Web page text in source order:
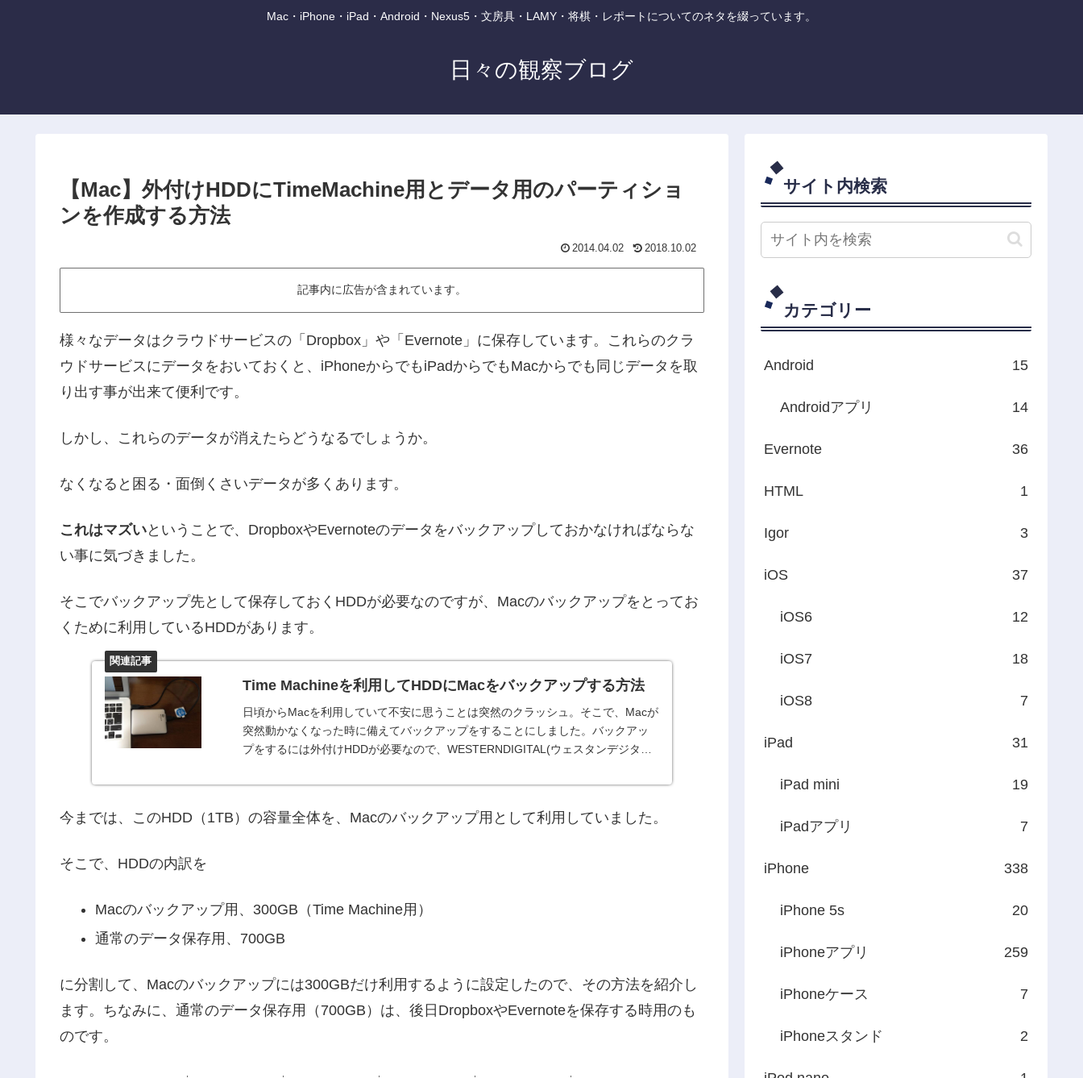
Mac・iPhone・iPad・Android・Nexus5・文房具・LAMY・将棋・レポートについてのネタを綴っています。
日々の観察ブログ
【Mac】外付けHDDにTimeMachine用とデータ用のパーティショ
ンを作成する方法
2014.04.02 2018.10.02
記事内に広告が含まれています。
様々なデータはクラウドサービスの「Dropbox」や「Evernote」に保存しています。これらのクラ
ウドサービスにデータをおいておくと、iPhoneからでもiPadからでもMacからでも同じデータを取
り出す事が出来て便利です。
しかし、これらのデータが消えたらどうなるでしょうか。
なくなると困る・面倒くさいデータが多くあります。
これはマズいということで、DropboxやEvernoteのデータをバックアップしておかなければならな
い事に気づきました。
そこでバックアップ先として保存しておくHDDが必要なのですが、Macのバックアップをとってお
くために利用しているHDDがあります。
Time Machineを利用してHDDにMacをバックアップする方法
日頃からMacを利用していて不安に思うことは突然のクラッシュ。そこで、Macが
突然動かなくなった時に備えてバックアップをすることにしました。バックアッ
プをするには外付けHDDが必要なので、WESTERNDIGITAL(ウェスタンデジタル)
今までは、このHDD（1TB）の容量全体を、Macのバックアップ用として利用していました。
そこで、HDDの内訳を
Macのバックアップ用、300GB（Time Machine用）
通常のデータ保存用、700GB
に分割して、Macのバックアップには300GBだけ利用するように設定したので、その方法を紹介し
ます。ちなみに、通常のデータ保存用（700GB）は、後日DropboxやEvernoteを保存する時用のも
のです。
サイト内検索
カテゴリー
Android 15
Androidアプリ 14
Evernote 36
HTML 1
Igor 3
iOS 37
iOS6 12
iOS7 18
iOS8 7
iPad 31
iPad mini 19
iPadアプリ 7
iPhone 338
iPhone 5s 20
iPhoneアプリ 259
iPhoneケース 7
iPhoneスタンド 2